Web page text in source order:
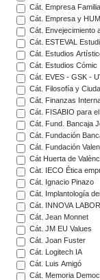
Cát. Empresa
Cát. Empresa y
Cát. Envejecimiento
Cát. ESTEVAL
Cát. Estudios
Cát. Estudios Cómic
Cát. EVES - GSK -
Cát. Filosofía y
Cát. Finanzas
Cát. FISABIO para
Cát. Fund. Bancaja
Cát. Fundación
Cát. Fundación
Cát Huerta de
Càt. IECO Ética
Cát. Ignacio Pinazo
Cát. Implantología
Cát. INNOVA
Cát. Jean Monnet
Cát. JM EU Values
Cát. Joan Fuster
Cát. Logitech IA
Cát. Luis Amigó
Cát. Memoria